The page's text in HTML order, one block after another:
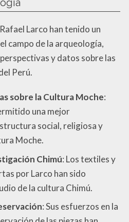
Larco han tenido un
campo de la arqueología,
y datos sobre las
Perú.
sobre la Cultura Moche:
una mejor
social, religiosa y
Moche.
Chimú: Los textiles y
por Larco han sido
de la cultura Chimú.
: Sus esfuerzos en la